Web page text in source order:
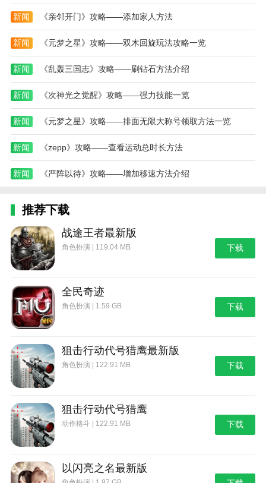
新闻 《亲邻开门》攻略——添加家人方法
新闻 《元梦之星》攻略——双木回旋玩法攻略一览
新闻 《乱轰三国志》攻略——刷钻石方法介绍
新闻 《次神光之觉醒》攻略——强力技能一览
新闻 《元梦之星》攻略——排面无限大称号领取方法一览
新闻 《zepp》攻略——查看运动总时长方法
新闻 《严阵以待》攻略——增加移速方法介绍
推荐下载
战途王者最新版
角色扮演 | 119.04 MB 下载
全民奇迹
角色扮演 | 1.59 GB 下载
狙击行动代号猎鹰最新版
角色扮演 | 122.91 MB 下载
狙击行动代号猎鹰
动作格斗 | 122.91 MB 下载
以闪亮之名最新版